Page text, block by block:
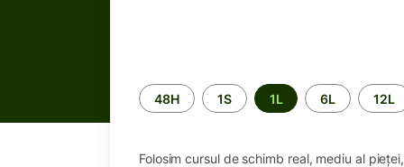
Perioada
48H 1S 1L 6L 12L
Folosim cursul de schimb real, mediu al